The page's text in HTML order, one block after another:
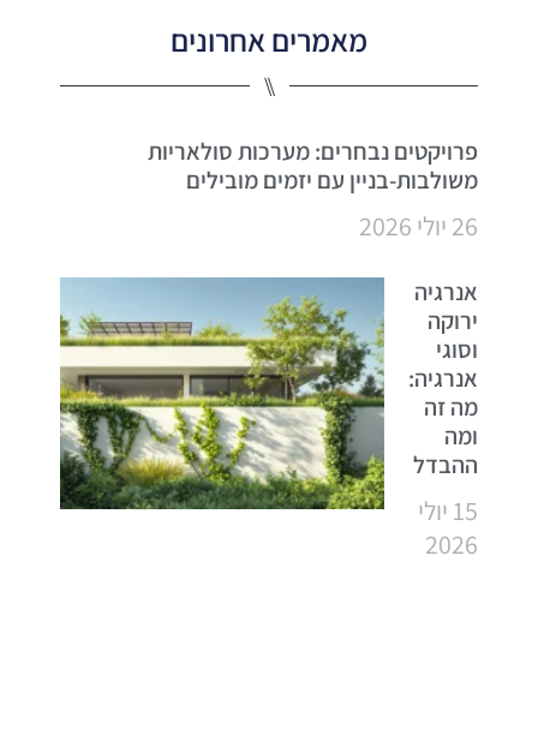
מאמרים אחרונים
⑊
פרויקטים נבחרים: מערכות סולאריות
משולבות-בניין עם יזמים מובילים
26 יולי 2026
אנרגיה
ירוקה
וסוגי
אנרגיה:
מה זה
ומה
ההבדל
15 יולי
2026